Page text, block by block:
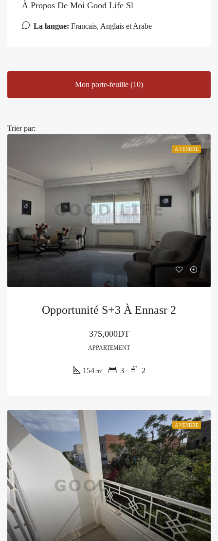
À Propos De Moi Good Life Sl
La langue: Francais, Anglais et Arabe
Mon porte-feuille (10)
Trier par:
A VENDRE
Opportunité S+3 À Ennasr 2
375,000DT
APPARTEMENT
154 m² 3 2
A VENDRE